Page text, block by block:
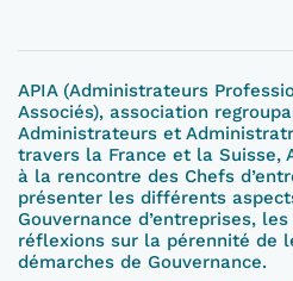
APIA (Administrateurs
Associés), association
Administrateurs et
travers la France et la Suisse,
à la rencontre des Chefs
présenter les différents
Gouvernance d’entreprises,
réflexions sur la pérennité de
démarches de Gouvernance.